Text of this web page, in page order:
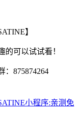
】
可以试试看！
：875874264
小程序:亲测免